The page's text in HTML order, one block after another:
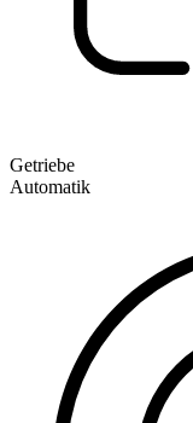
Getriebe
Automatik